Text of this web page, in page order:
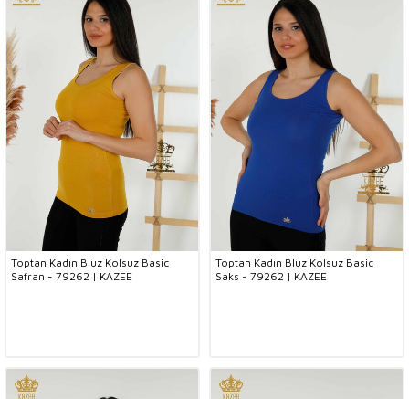
Toptan Kadın Bluz Kolsuz Basic
Safran - 79262 | KAZEE
Toptan Kadın Bluz Kolsuz Basic
Saks - 79262 | KAZEE